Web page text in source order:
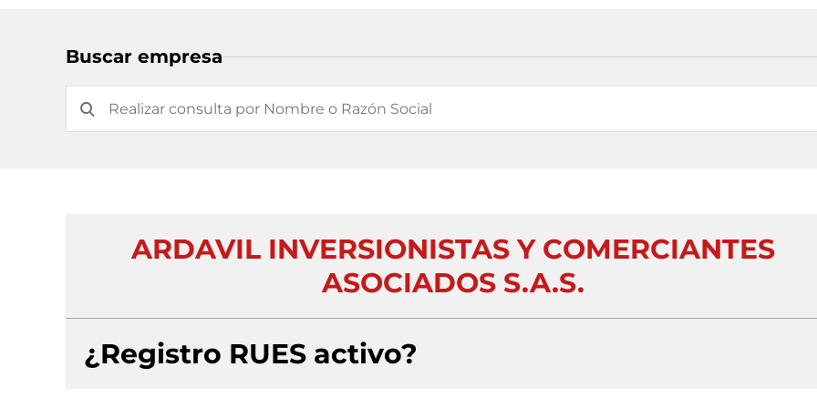
Buscar empresa
ARDAVIL INVERSIONISTAS Y COMERCIANTES
ASOCIADOS S.A.S.
¿Registro RUES activo?